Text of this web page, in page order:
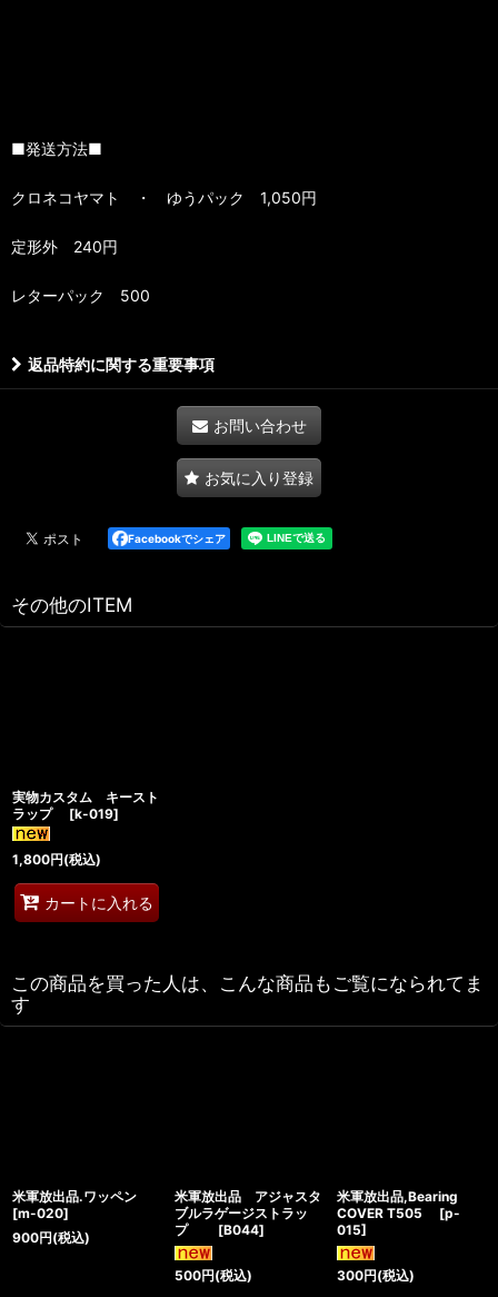
■発送方法■
クロネコヤマト ・ ゆうパック 1,050円
定形外 240円
レターパック 500
返品特約に関する重要事項
お問い合わせ
お気に入り登録
Facebookでシェア
その他のITEM
実物カスタム キースト
ラップ
[k-019]
1,800円(税込)
カートに入れる
この商品を買った人は、こんな商品もご覧になられてま
す
米軍放出品.ワッペン
[m-020]
900円(税込)
米軍放出品 アジャスタ
ブルラゲージストラッ
プ
[B044]
500円(税込)
米軍放出品,Bearing
COVER T505
[p-
015]
300円(税込)